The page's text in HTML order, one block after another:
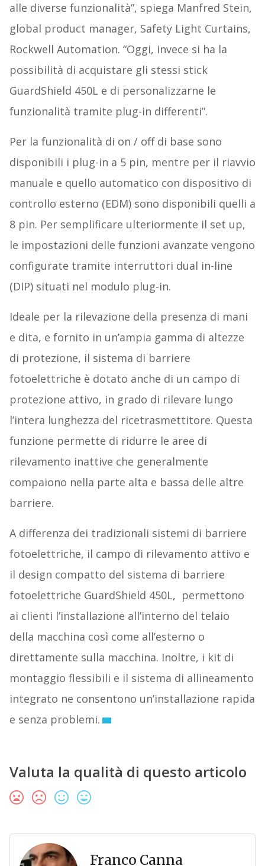
alle diverse funzionalità”, spiega Manfred Stein,
global product manager, Safety Light Curtains,
Rockwell Automation. “Oggi, invece si ha la
possibilità di acquistare gli stessi stick
GuardShield 450L e di personalizzarne le
funzionalità tramite plug-in differenti”.
Per la funzionalità di on / off di base sono
disponibili i plug-in a 5 pin, mentre per il riavvio
manuale e quello automatico con dispositivo di
controllo esterno (EDM) sono disponibili quelli a
8 pin. Per semplificare ulteriormente il set up,
le impostazioni delle funzioni avanzate vengono
configurate tramite interruttori dual in-line
(DIP) situati nel modulo plug-in.
Ideale per la rilevazione della presenza di mani
e dita, e fornito in un’ampia gamma di altezze
di protezione, il sistema di barriere
fotoelettriche è dotato anche di un campo di
protezione attivo, in grado di rilevare lungo
l’intera lunghezza del ricetrasmettitore. Questa
funzione permette di ridurre le aree di
rilevamento inattive che generalmente
compaiono nella parte alta e bassa delle altre
barriere.
A differenza dei tradizionali sistemi di barriere
fotoelettriche, il campo di rilevamento attivo e
il design compatto del sistema di barriere
fotoelettriche GuardShield 450L, permettono
ai clienti l’installazione all’interno del telaio
della macchina così come all’esterno o
direttamente sulla macchina. Inoltre, i kit di
montaggio flessibili e il sistema di allineamento
integrato ne consentono un’installazione rapida
e senza problemi.
Valuta la qualità di questo articolo
Franco Canna